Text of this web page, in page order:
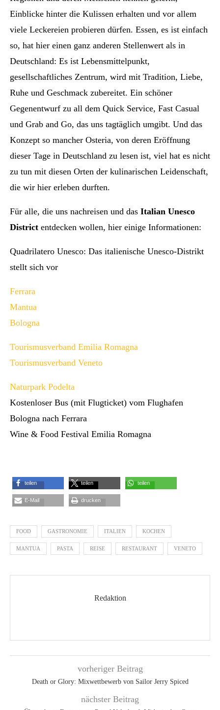
Einblicke hinter die Kulissen erhalten und vor allem
viele Leckereien probieren dürfen. Essen, es ist einfach
so, hat hier einen ganz anderen Stellenwert als in
Deutschland: Es ist Lebensmittelpunkt,
gesellschaftliches Zentrum, wird mit Tradition, Liebe,
Ruhe und Geschmack zubereitet. Ein schöner
Gegenentwurf zu all dem Quick Service, Fast Casual
und Grab and Go, das uns tagtäglich umgibt. Und das
Konzept so mancher Osteria, von deren Eröffnung
dieser Tage in Deutschland zu lesen ist, viel hat es nicht
zu tun mit diesen Orten der kulinarischen Leidenschaft,
die wir hier erleben durften.
Für alle, die uns nachreisen und das Italian Unesco
District entdecken wollen, hier einige Informationen:
Quadrilatero Unesco: Das italienische Unesco-Distrikt
stellt sich vor
Ferrara
Mantua
Bologna
Tourismusverband Emilia Romagna
Tourismusverband Veneto
Naturpark Podelta
Kostenloser Bus (mit Flugticket) vom Flughafen
Bologna nach Ferrara
Wine & Food Festival Emilia Romagna
teilen teilen teilen
E-Mail drucken
FOOD GASTRONOMIE ITALIEN KOCHEN
MANTUA PASTA REISE RESTAURANT VENETO
Redaktion
vorheriger Beitrag
Death or Glory: Mixwettbewerb von Sailor Jerry Spiced
nächster Beitrag